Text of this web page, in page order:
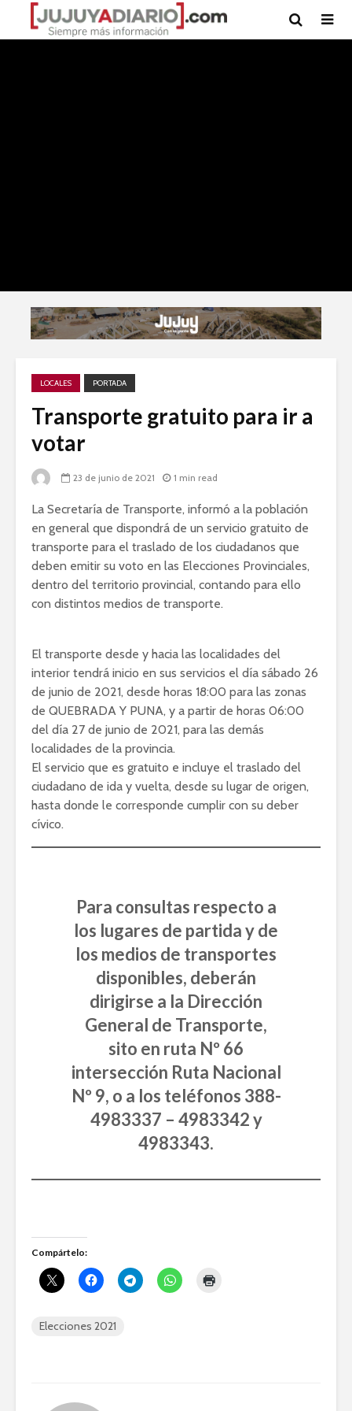
LOCALES PORTADA
Transporte gratuito para ir a
votar
23 de junio de 2021 1 min read
La Secretaría de Transporte, informó a la población
en general que dispondrá de un servicio gratuito de
transporte para el traslado de los ciudadanos que
deben emitir su voto en las Elecciones Provinciales,
dentro del territorio provincial, contando para ello
con distintos medios de transporte.
El transporte desde y hacia las localidades del
interior tendrá inicio en sus servicios el día sábado 26
de junio de 2021, desde horas 18:00 para las zonas
de QUEBRADA Y PUNA, y a partir de horas 06:00
del día 27 de junio de 2021, para las demás
localidades de la provincia.
El servicio que es gratuito e incluye el traslado del
ciudadano de ida y vuelta, desde su lugar de origen,
hasta donde le corresponde cumplir con su deber
cívico.
Para consultas respecto a
los lugares de partida y de
los medios de transportes
disponibles, deberán
dirigirse a la Dirección
General de Transporte,
sito en ruta Nº 66
intersección Ruta Nacional
Nº 9, o a los teléfonos 388-
4983337 – 4983342 y
4983343.
Compártelo:
Elecciones 2021